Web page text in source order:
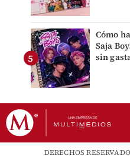
Cómo
Saja
sin
DERECHOS